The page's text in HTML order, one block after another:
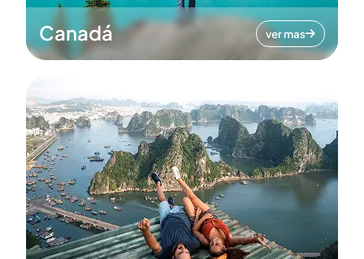
Canadá ver mas